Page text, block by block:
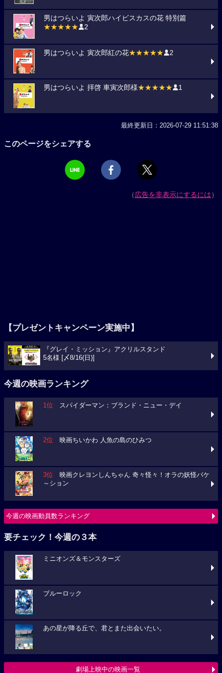
男はつらいよ 寅次郎ハイビスカスの花 特別篇
★★★★★
2
男はつらいよ 寅次郎紅の花★★★★★ 2
男はつらいよ 拝啓 車寅次郎様★★★★★ 1
最終更新日：2026-07-29 11:51:38
このページをシェアする
（広告を非表示にするには）
【プレゼントキャンペーン実施中】
『グレイ・ミッション』アクリルスタンド
5名様 [〆8/16(日)]
今週の映画ランキング
1位 スパイダーマン：ブランド・ニュー・デイ
2位 映画ちいかわ 人魚の島のひみつ
3位 映画クレヨンしんちゃん 奇々怪々！オラの妖怪バケ
～ション
今週の映画動員数ランキング
要チェック！今週の３本
ミニオンズ＆モンスターズ
ブルーロック
あの星が降る丘で、君とまた出会いたい。
劇場上映中の映画一覧